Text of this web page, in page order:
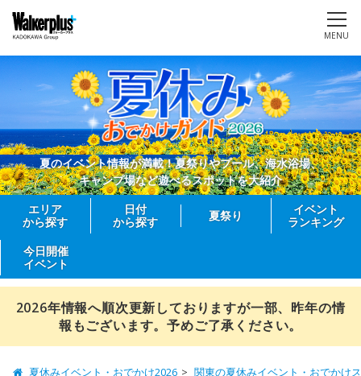
MENU
夏のイベント情報が満載！夏祭りやプール、海水浴場、
キャンプ場など遊べるスポットを大紹介
エリア
から探す
日付
から探す
夏祭り
イベント
ランキング
今日開催
イベント
2026年情報へ順次更新しておりますが一部、昨年の情
報もございます。予めご了承ください。
夏休みイベント・おでかけ2026 関東の夏休みイベント・おでかけ